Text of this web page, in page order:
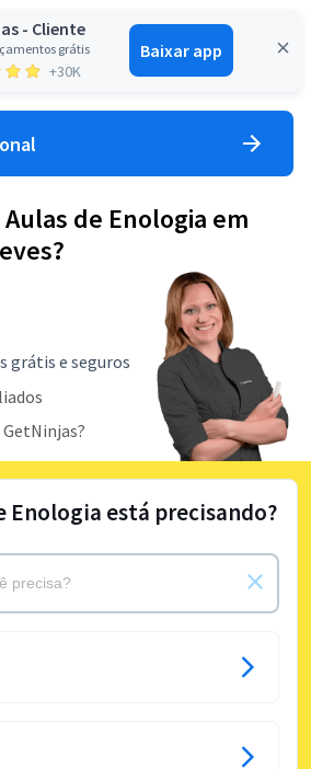
- Cliente
grátis
+30K
Baixar app
Entrar
de Enologia em
grátis e seguros
Enologia está precisando?